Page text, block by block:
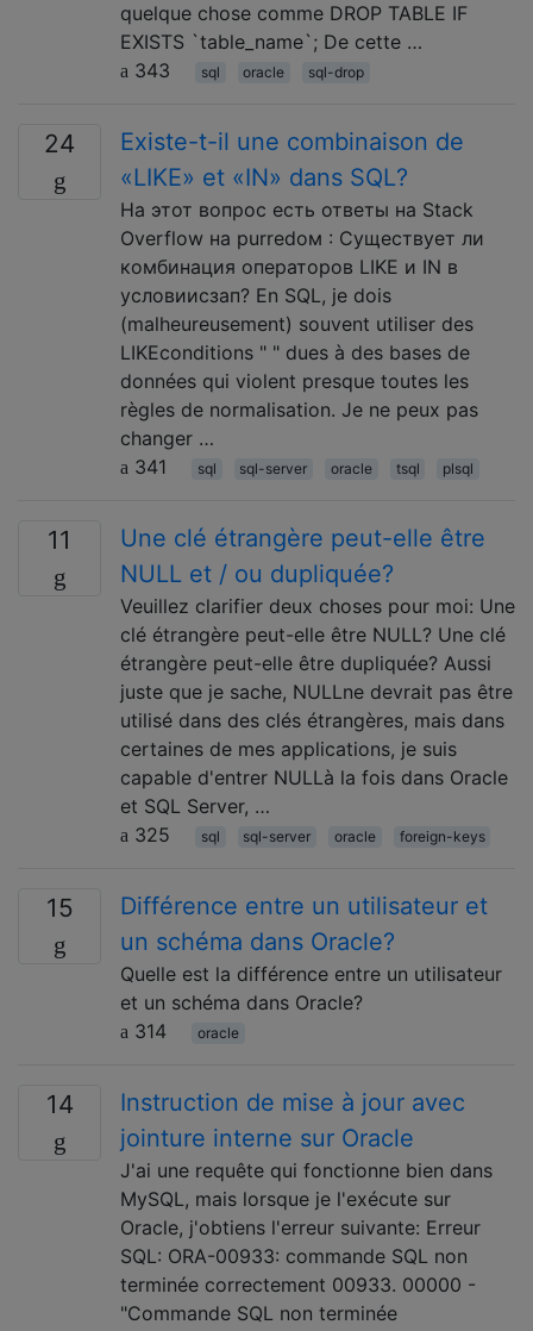
quelque chose comme DROP TABLE IF
EXISTS `table_name`; De cette …
343
sql oracle sql-drop
24
Existe-t-il une combinaison de
«LIKE» et «IN» dans SQL?
На этот вопрос есть ответы на Stack
Overflow на рurredом : Существует ли
комбинация операторов LIKE и IN в
условиисзап? En SQL, je dois
(malheureusement) souvent utiliser des
LIKEconditions " " dues à des bases de
données qui violent presque toutes les
règles de normalisation. Je ne peux pas
changer …
341
sql sql-server oracle tsql plsql
11
Une clé étrangère peut-elle être
NULL et / ou dupliquée?
Veuillez clarifier deux choses pour moi: Une
clé étrangère peut-elle être NULL? Une clé
étrangère peut-elle être dupliquée? Aussi
juste que je sache, NULLne devrait pas être
utilisé dans des clés étrangères, mais dans
certaines de mes applications, je suis
capable d'entrer NULLà la fois dans Oracle
et SQL Server, …
325
sql sql-server oracle foreign-keys
15
Différence entre un utilisateur et
un schéma dans Oracle?
Quelle est la différence entre un utilisateur
et un schéma dans Oracle?
314
oracle
14
Instruction de mise à jour avec
jointure interne sur Oracle
J'ai une requête qui fonctionne bien dans
MySQL, mais lorsque je l'exécute sur
Oracle, j'obtiens l'erreur suivante: Erreur
SQL: ORA-00933: commande SQL non
terminée correctement 00933. 00000 -
"Commande SQL non terminée